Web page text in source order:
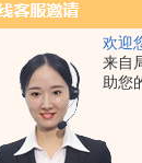
欢迎
来自
助您